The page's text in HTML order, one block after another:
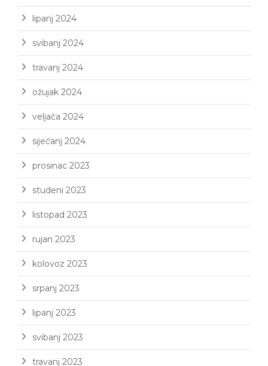
lipanj 2024
svibanj 2024
travanj 2024
ožujak 2024
veljača 2024
siječanj 2024
prosinac 2023
studeni 2023
listopad 2023
rujan 2023
kolovoz 2023
srpanj 2023
lipanj 2023
svibanj 2023
travanj 2023